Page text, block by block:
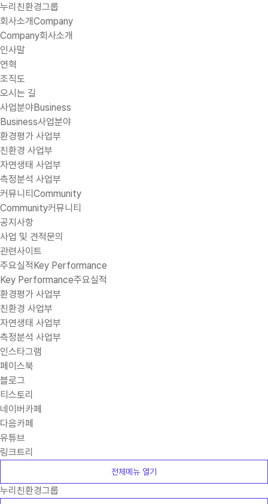
누리친환경그룹
회사소개Company
Company회사소개
인사말
연혁
조직도
오시는 길
사업분야Business
Business사업분야
환경평가 사업부
친환경 사업부
자연생태 사업부
측정분석 사업부
커뮤니티 Community
Community커뮤니티
공지사항
사업 및 견적문의
관련사이트
주요실적Key Performance
Key Performance주요실적
환경평가 사업부
친환경 사업부
자연생태 사업부
측정분석 사업부
인스타그램
페이스북
블로그
티스토리
네이버카페
다음카페
유튜브
링크트리
전체메뉴 열기
누리친환경그룹